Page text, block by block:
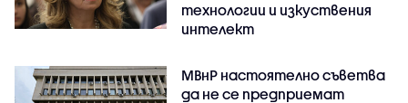
технологии и изкуствения
интелект
МВнР настоятелно съветва
да не се предприемат